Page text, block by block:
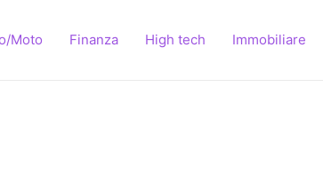
Moto Finanza High tech Immobiliare